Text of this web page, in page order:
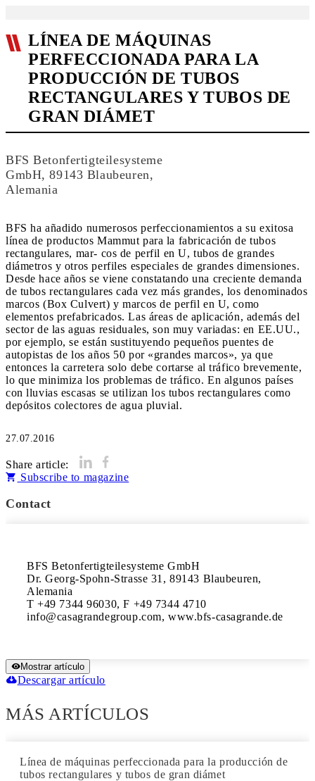
LÍNEA DE MÁQUINAS
PERFECCIONADA PARA LA
PRODUCCIÓN DE TUBOS
RECTANGULARES Y TUBOS DE
GRAN DIÁMET
BFS Betonfertigteilesysteme
GmbH, 89143 Blaubeuren,
Alemania
BFS ha añadido numerosos perfeccionamientos a su exitosa
línea de productos Mammut para la fabricación de tubos
rectangulares, mar- cos de perfil en U, tubos de grandes
diámetros y otros perfiles especiales de grandes dimensiones.
Desde hace años se viene constatando una creciente demanda
de tubos rectangulares cada vez más grandes, los denominados
marcos (Box Culvert) y marcos de perfil en U, como
elementos prefabricados. Las áreas de aplicación, además del
sector de las aguas residuales, son muy variadas: en EE.UU.,
por ejemplo, se están sustituyendo pequeños puentes de
autopistas de los años 50 por «grandes marcos», ya que
entonces la carretera solo debe cortarse al tráfico brevemente,
lo que minimiza los problemas de tráfico. En algunos países
con lluvias escasas se utilizan los tubos rectangulares como
depósitos colectores de agua pluvial.
27.07.2016
Share article:
Subscribe to magazine
Contact
BFS Betonfertigteilesysteme GmbH
Dr. Georg-Spohn-Strasse 31, 89143 Blaubeuren,
Alemania
T +49 7344 96030, F +49 7344 4710
info@casagrandegroup.com, www.bfs-casagrande.de
Mostrar artículo
Descargar artículo
MÁS ARTÍCULOS
Línea de máquinas perfeccionada para la producción de
tubos rectangulares y tubos de gran diámet